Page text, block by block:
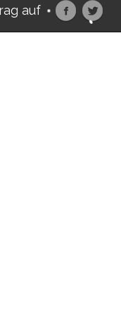
auf